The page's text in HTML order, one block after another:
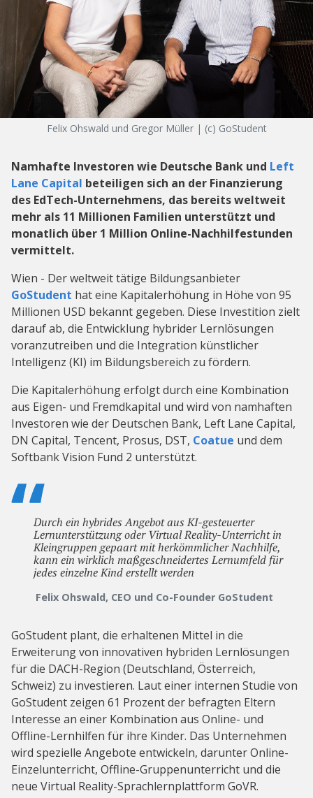
Felix Ohswald und Gregor Müller | (c) GoStudent
Namhafte Investoren wie Deutsche Bank und Left
Lane Capital beteiligen sich an der Finanzierung
des EdTech-Unternehmens, das bereits weltweit
mehr als 11 Millionen Familien unterstützt und
monatlich über 1 Million Online-Nachhilfestunden
vermittelt.
Wien - Der weltweit tätige Bildungsanbieter
GoStudent hat eine Kapitalerhöhung in Höhe von 95
Millionen USD bekannt gegeben. Diese Investition zielt
darauf ab, die Entwicklung hybrider Lernlösungen
voranzutreiben und die Integration künstlicher
Intelligenz (KI) im Bildungsbereich zu fördern.
Die Kapitalerhöhung erfolgt durch eine Kombination
aus Eigen- und Fremdkapital und wird von namhaften
Investoren wie der Deutschen Bank, Left Lane Capital,
DN Capital, Tencent, Prosus, DST, Coatue und dem
Softbank Vision Fund 2 unterstützt.
Durch ein hybrides Angebot aus KI-gesteuerter
Lernunterstützung oder Virtual Reality-Unterricht in
Kleingruppen gepaart mit herkömmlicher Nachhilfe,
kann ein wirklich maßgeschneidertes Lernumfeld für
jedes einzelne Kind erstellt werden
Felix Ohswald, CEO und Co-Founder GoStudent
GoStudent plant, die erhaltenen Mittel in die
Erweiterung von innovativen hybriden Lernlösungen
für die DACH-Region (Deutschland, Österreich,
Schweiz) zu investieren. Laut einer internen Studie von
GoStudent zeigen 61 Prozent der befragten Eltern
Interesse an einer Kombination aus Online- und
Offline-Lernhilfen für ihre Kinder. Das Unternehmen
wird spezielle Angebote entwickeln, darunter Online-
Einzelunterricht, Offline-Gruppenunterricht und die
neue Virtual Reality-Sprachlernplattform GoVR.